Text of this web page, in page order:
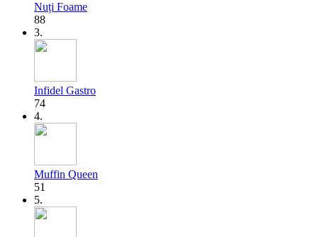
Nuți Foame
88
3.
Infidel Gastro
74
4.
Muffin Queen
51
5.